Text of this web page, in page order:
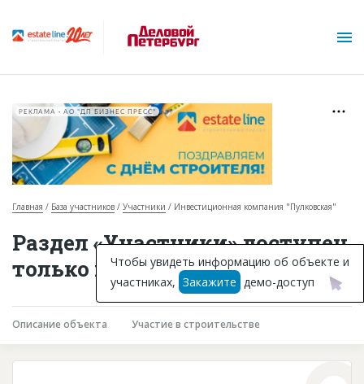
Горячие объекты
База строящихся объектов
Инвестпроекты
Глоссарий
РЕКЛАМА • АО "ДП БИЗНЕС ПРЕСС"
Главная База участников Участники Инвестиционная компания "Пулковская"
Раздел «Участники» доступен
только подписчикам
Описание объекта Участие в строительстве
Чтобы увидеть информацию об объекте и
участниках, Закажите демо-доступ